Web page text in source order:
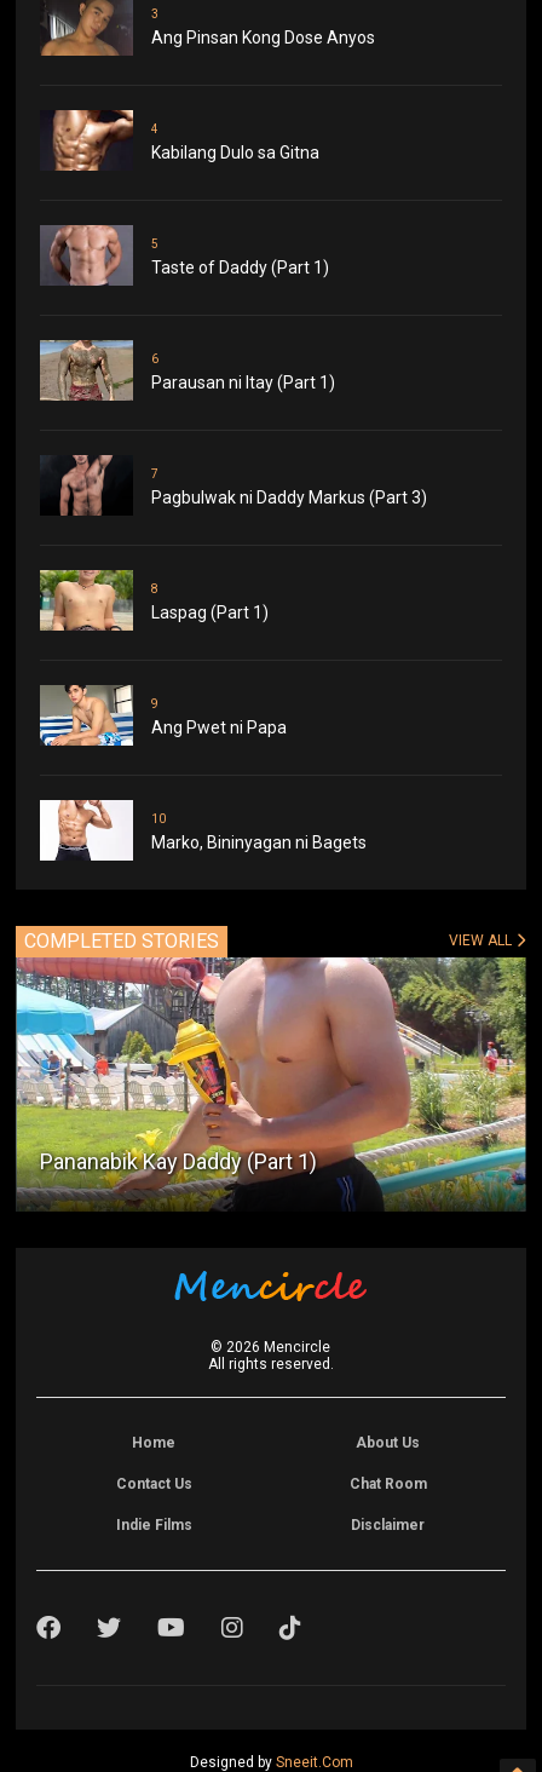
3
Ang Pinsan Kong Dose Anyos
4
Kabilang Dulo sa Gitna
5
Taste of Daddy (Part 1)
6
Parausan ni Itay (Part 1)
7
Pagbulwak ni Daddy Markus (Part 3)
8
Laspag (Part 1)
9
Ang Pwet ni Papa
10
Marko, Bininyagan ni Bagets
COMPLETED STORIES VIEW ALL
Pananabik Kay Daddy (Part 1)
© 2026 Mencircle
All rights reserved.
Home About Us
Contact Us Chat Room
Indie Films Disclaimer
Designed by Sneeit.Com